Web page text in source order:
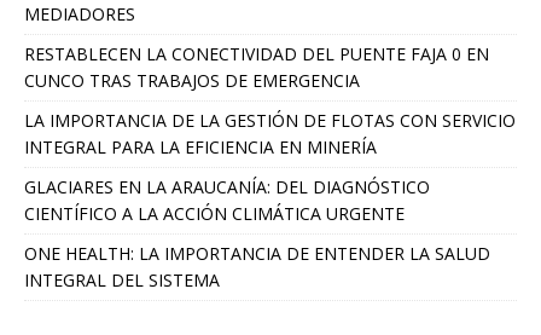
MEDIADORES
RESTABLECEN LA CONECTIVIDAD DEL PUENTE FAJA 0 EN
CUNCO TRAS TRABAJOS DE EMERGENCIA
LA IMPORTANCIA DE LA GESTIÓN DE FLOTAS CON SERVICIO
INTEGRAL PARA LA EFICIENCIA EN MINERÍA
GLACIARES EN LA ARAUCANÍA: DEL DIAGNÓSTICO
CIENTÍFICO A LA ACCIÓN CLIMÁTICA URGENTE
ONE HEALTH: LA IMPORTANCIA DE ENTENDER LA SALUD
INTEGRAL DEL SISTEMA